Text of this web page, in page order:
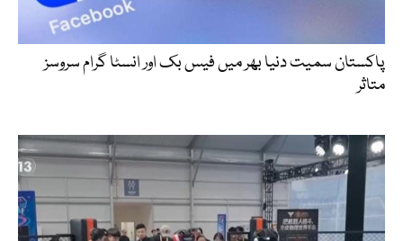
پاکستان سمیت دنیا بھر میں فیس بک اور انسٹا گرام سروسز
متاثر